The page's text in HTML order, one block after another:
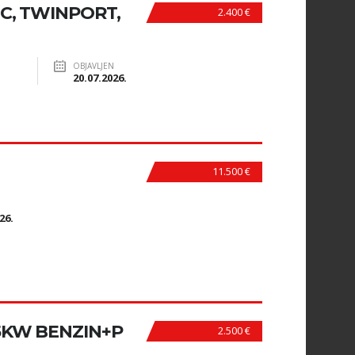
2.400 €
TWINPORT,
OBJAVLJEN
20.07.2026.
11.500 €
2.500 €
BENZIN+P